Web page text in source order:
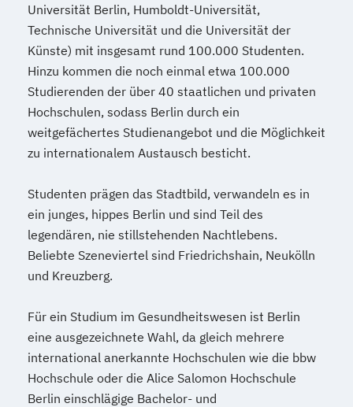
Universität Berlin, Humboldt-Universität,
Technische Universität und die Universität der
Künste) mit insgesamt rund 100.000 Studenten.
Hinzu kommen die noch einmal etwa 100.000
Studierenden der über 40 staatlichen und privaten
Hochschulen, sodass Berlin durch ein
weitgefächertes Studienangebot und die Möglichkeit
zu internationalem Austausch besticht.
Studenten prägen das Stadtbild, verwandeln es in
ein junges, hippes Berlin und sind Teil des
legendären, nie stillstehenden Nachtlebens.
Beliebte Szeneviertel sind Friedrichshain, Neukölln
und Kreuzberg.
Für ein Studium im Gesundheitswesen ist Berlin
eine ausgezeichnete Wahl, da gleich mehrere
international anerkannte Hochschulen wie die bbw
Hochschule oder die Alice Salomon Hochschule
Berlin einschlägige Bachelor- und